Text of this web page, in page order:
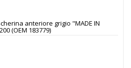
anteriore grigio "MADE IN
(OEM 183779)